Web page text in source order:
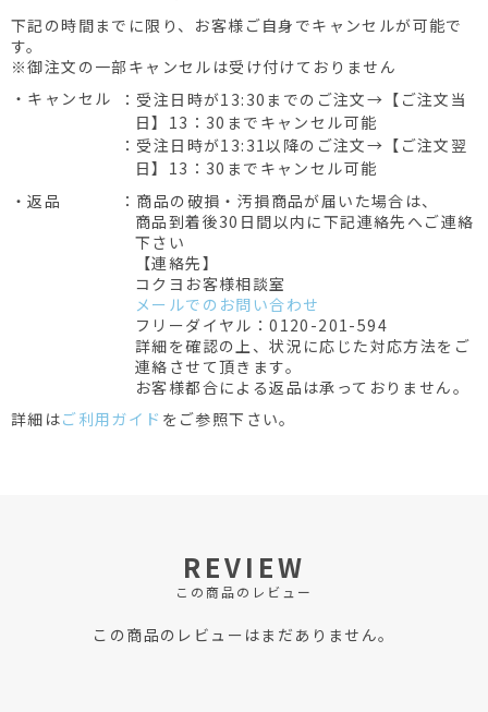
下記の時間までに限り、お客様ご自身でキャンセルが可能で
す。
※御注文の一部キャンセルは受け付けておりません
・キャンセル
：受注日時が13:30までのご注文→【ご注文当
日】13：30までキャンセル可能
：受注日時が13:31以降のご注文→【ご注文翌
日】13：30までキャンセル可能
・返品
：商品の破損・汚損商品が届いた場合は、
商品到着後30日間以内に下記連絡先へご連絡
下さい
【連絡先】
コクヨお客様相談室
メールでのお問い合わせ
フリーダイヤル：0120-201-594
詳細を確認の上、状況に応じた対応方法をご
連絡させて頂きます。
お客様都合による返品は承っておりません。
詳細はご利用ガイド をご参照下さい。
REVIEW
この商品のレビュー
この商品のレビューはまだありません。